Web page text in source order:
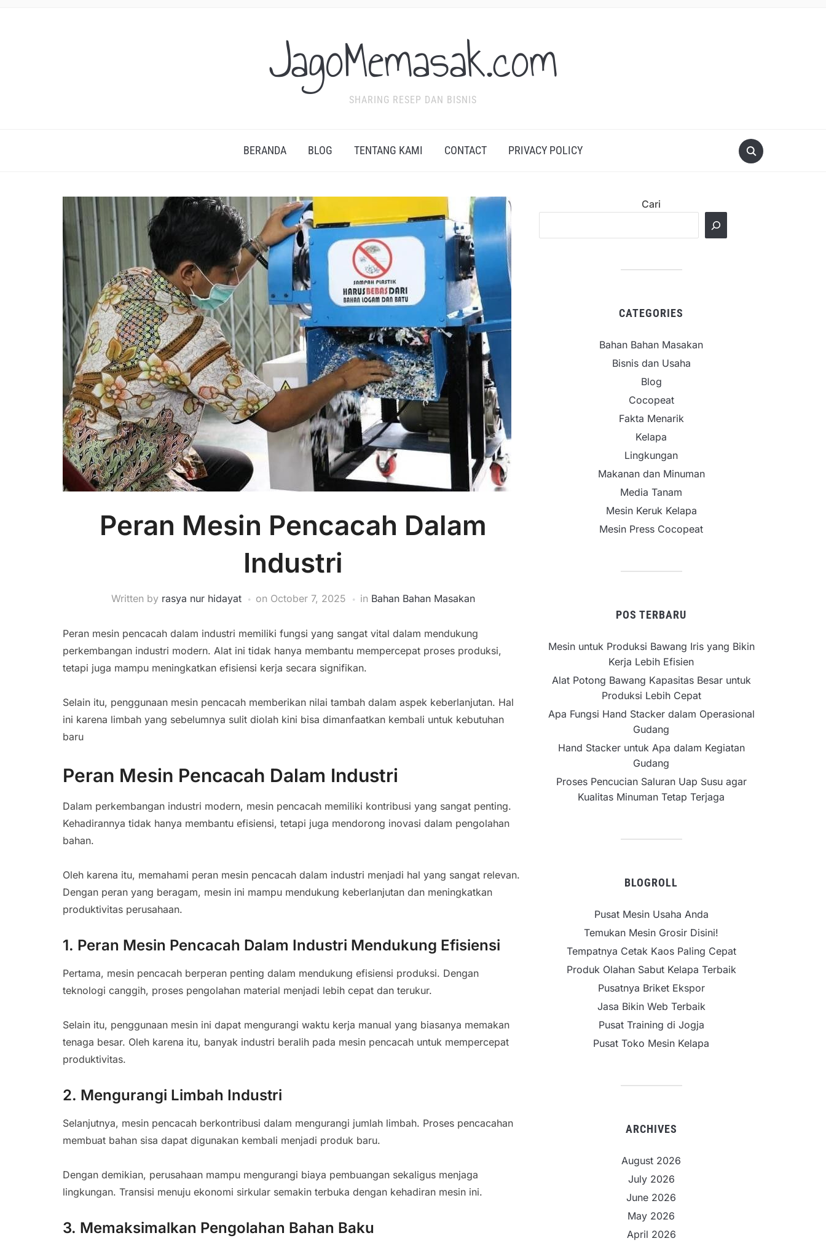
JagoMemasak.com
SHARING RESEP DAN BISNIS
BERANDA BLOG TENTANG KAMI CONTACT PRIVACY POLICY
Peran Mesin Pencacah Dalam
Industri
Written by rasya nur hidayat on October 7, 2025 in Bahan Bahan Masakan
Peran mesin pencacah dalam industri memiliki fungsi yang sangat vital dalam mendukung
perkembangan industri modern. Alat ini tidak hanya membantu mempercepat proses produksi,
tetapi juga mampu meningkatkan efisiensi kerja secara signifikan.
Selain itu, penggunaan mesin pencacah memberikan nilai tambah dalam aspek keberlanjutan. Hal
ini karena limbah yang sebelumnya sulit diolah kini bisa dimanfaatkan kembali untuk kebutuhan
baru
Peran Mesin Pencacah Dalam Industri
Dalam perkembangan industri modern, mesin pencacah memiliki kontribusi yang sangat penting.
Kehadirannya tidak hanya membantu efisiensi, tetapi juga mendorong inovasi dalam pengolahan
bahan.
Oleh karena itu, memahami peran mesin pencacah dalam industri menjadi hal yang sangat relevan.
Dengan peran yang beragam, mesin ini mampu mendukung keberlanjutan dan meningkatkan
produktivitas perusahaan.
1. Peran Mesin Pencacah Dalam Industri Mendukung Efisiensi
Pertama, mesin pencacah berperan penting dalam mendukung efisiensi produksi. Dengan
teknologi canggih, proses pengolahan material menjadi lebih cepat dan terukur.
Selain itu, penggunaan mesin ini dapat mengurangi waktu kerja manual yang biasanya memakan
tenaga besar. Oleh karena itu, banyak industri beralih pada mesin pencacah untuk mempercepat
produktivitas.
2. Mengurangi Limbah Industri
Selanjutnya, mesin pencacah berkontribusi dalam mengurangi jumlah limbah. Proses pencacahan
membuat bahan sisa dapat digunakan kembali menjadi produk baru.
Dengan demikian, perusahaan mampu mengurangi biaya pembuangan sekaligus menjaga
lingkungan. Transisi menuju ekonomi sirkular semakin terbuka dengan kehadiran mesin ini.
3. Memaksimalkan Pengolahan Bahan Baku
Cari
CATEGORIES
Bahan Bahan Masakan
Bisnis dan Usaha
Blog
Cocopeat
Fakta Menarik
Kelapa
Lingkungan
Makanan dan Minuman
Media Tanam
Mesin Keruk Kelapa
Mesin Press Cocopeat
POS TERBARU
Mesin untuk Produksi Bawang Iris yang Bikin
Kerja Lebih Efisien
Alat Potong Bawang Kapasitas Besar untuk
Produksi Lebih Cepat
Apa Fungsi Hand Stacker dalam Operasional
Gudang
Hand Stacker untuk Apa dalam Kegiatan
Gudang
Proses Pencucian Saluran Uap Susu agar
Kualitas Minuman Tetap Terjaga
BLOGROLL
Pusat Mesin Usaha Anda
Temukan Mesin Grosir Disini!
Tempatnya Cetak Kaos Paling Cepat
Produk Olahan Sabut Kelapa Terbaik
Pusatnya Briket Ekspor
Jasa Bikin Web Terbaik
Pusat Training di Jogja
Pusat Toko Mesin Kelapa
ARCHIVES
August 2026
July 2026
June 2026
May 2026
April 2026